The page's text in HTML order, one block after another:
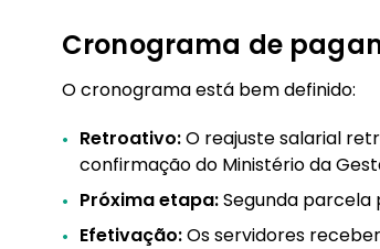
3.4. Belo Horizonte (MG)
3.5. Salvador (BA)
3.6. Fortaleza (CE)
3.7. Recife (PE)
3.8. Curitiba (PR)
3.9. Porto Alegre (RS)
Cronograma de
O cronograma está bem definido:
Retroativo:O reajuste salarial
confirmação do Ministério da
Próxima etapa:Segunda parcela
Efetivação:Os servidores